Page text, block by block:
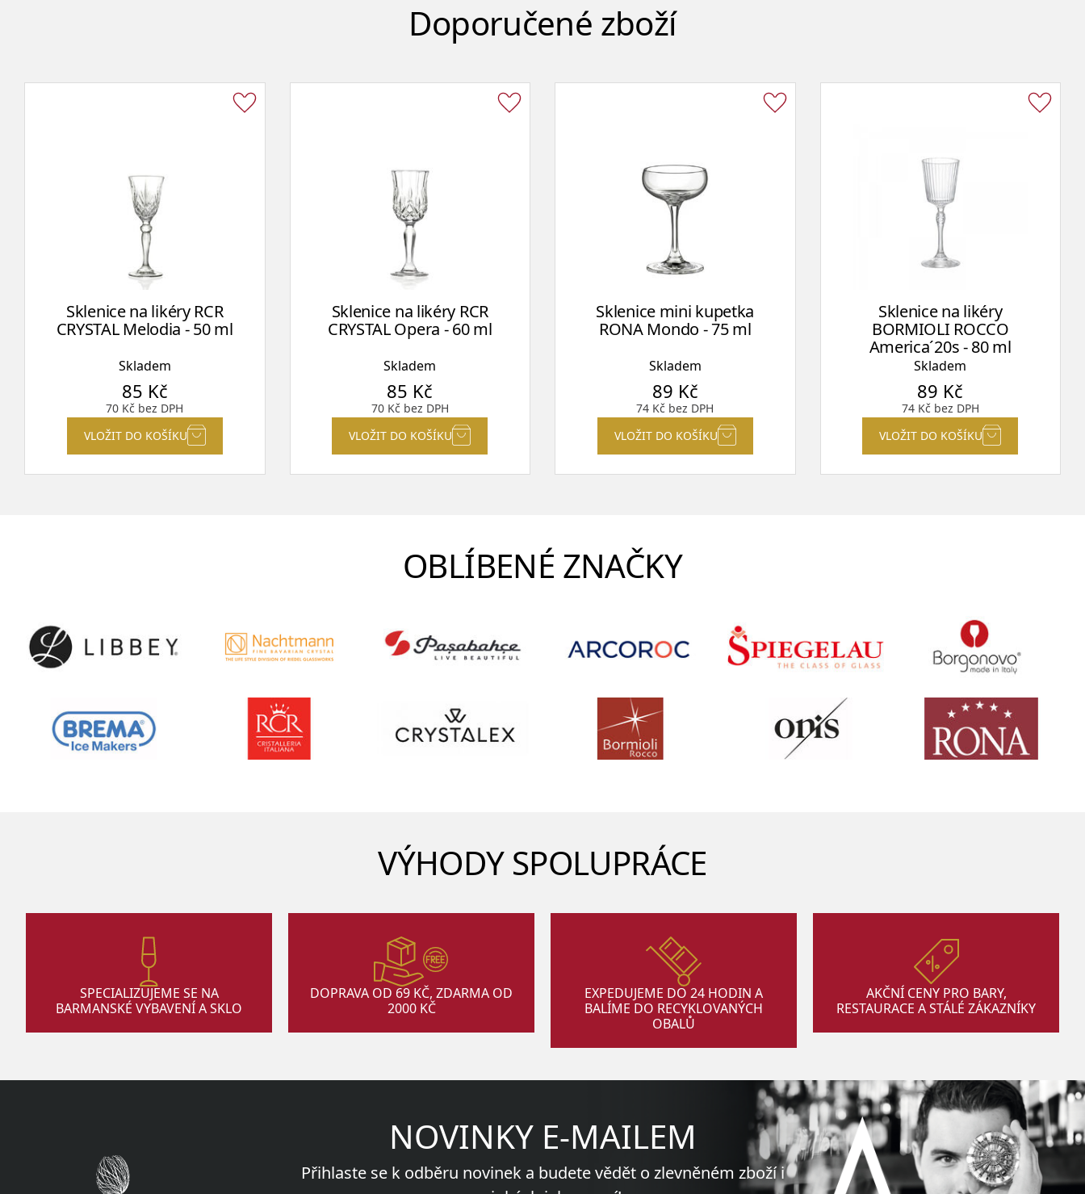
Doporučené zboží
Sklenice na likéry RCR
CRYSTAL Melodia - 50 ml
Skladem
85 Kč
70 Kč bez DPH
VLOŽIT DO KOŠÍKU
Sklenice na likéry RCR
CRYSTAL Opera - 60 ml
Skladem
85 Kč
70 Kčbez DPH
VLOŽIT DO KOŠÍKU
Sklenice mini kupetka
RONA Mondo - 75 ml
Skladem
89 Kč
74 Kč bez DPH
VLOŽIT DO KOŠÍKU
Sklenice na likéry
BORMIOLI ROCCO
America´20s - 80 ml
Skladem
89 Kč
74 Kčbez DPH
VLOŽIT DO KOŠÍKU
OBLÍBENÉ ZNAČKY
VÝHODY SPOLUPRÁCE
SPECIALIZUJEME SE NA
BARMANSKÉ VYBAVENÍ A SKLO
DOPRAVA OD 69 KČ, ZDARMA OD
2000 KČ
EXPEDUJEME DO 24 HODIN A
BALÍME DO RECYKLOVANÝCH
OBALŮ
AKČNÍ CENY PRO BARY,
RESTAURACE A STÁLÉ ZÁKAZNÍKY
NOVINKY E-MAILEM
Přihlaste se k odběru novinek a budete vědět o zlevněném zboží i